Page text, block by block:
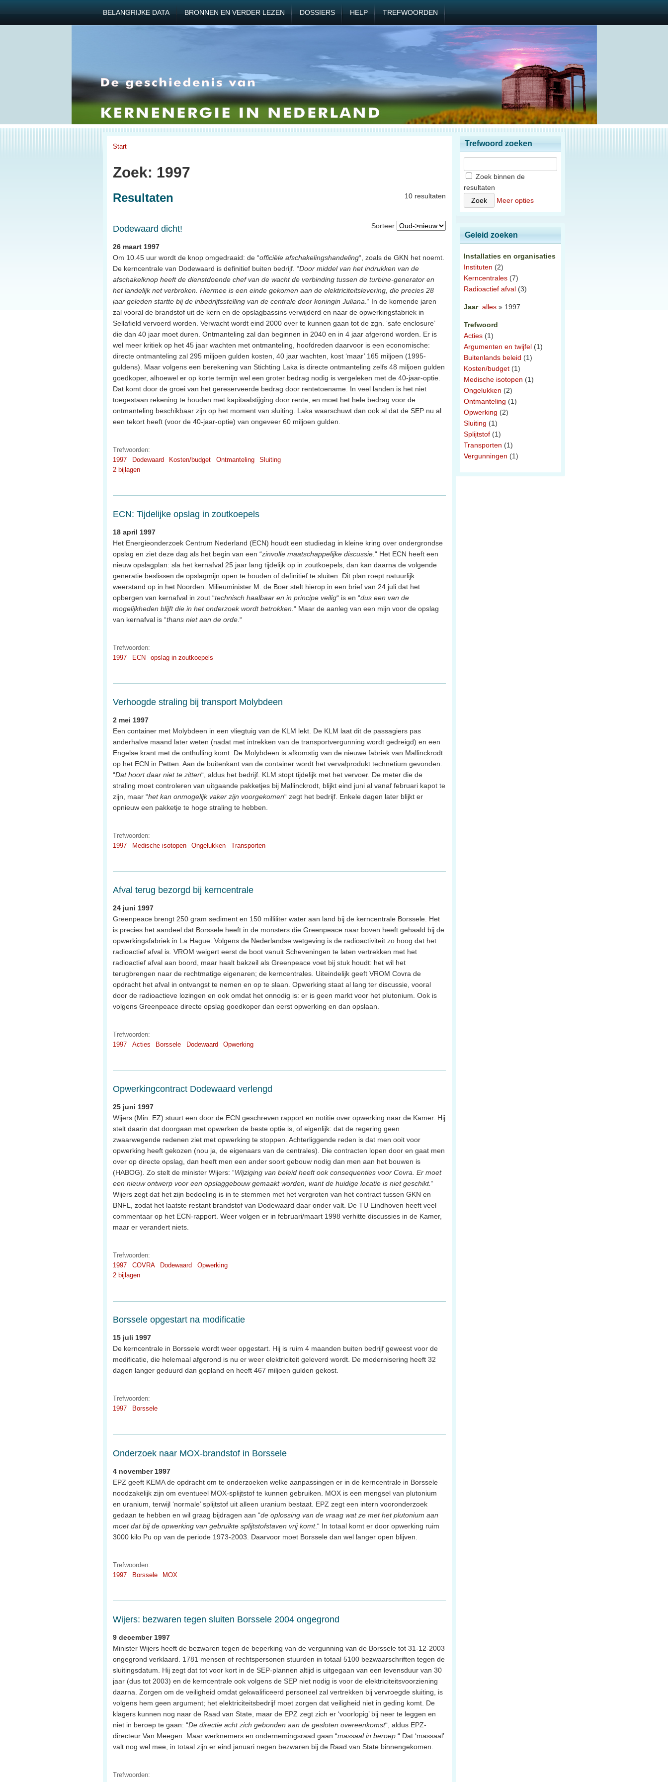
BELANGRIJKE DATA BRONNEN EN VERDER LEZEN DOSSIERS HELP TREFWOORDEN
Start
Zoek: 1997
10 resultaten
Resultaten
Sorteer
Dodewaard dicht!
26 maart 1997
Om 10.45 uur wordt de knop omgedraaid: de “officiële afschakelingshandeling“, zoals de GKN het noemt.
De kerncentrale van Dodewaard is definitief buiten bedrijf. “Door middel van het indrukken van de
afschakelknop heeft de dienstdoende chef van de wacht de verbinding tussen de turbine-generator en
het landelijk net verbroken. Hiermee is een einde gekomen aan de elektriciteitslevering, die precies 28
jaar geleden startte bij de inbedrijfsstelling van de centrale door koningin Juliana .“ In de komende jaren
zal vooral de brandstof uit de kern en de opslagbassins verwijderd en naar de opwerkingsfabriek in
Sellafield vervoerd worden. Verwacht wordt eind 2000 over te kunnen gaan tot de zgn. ‘safe enclosure’
die dan 40 jaar moet duren. Ontmanteling zal dan beginnen in 2040 en in 4 jaar afgerond worden. Er is
wel meer kritiek op het 45 jaar wachten met ontmanteling, hoofdreden daarvoor is een economische:
directe ontmanteling zal 295 miljoen gulden kosten, 40 jaar wachten, kost ‘maar’ 165 miljoen (1995-
guldens). Maar volgens een berekening van Stichting Laka is directe ontmanteling zelfs 48 miljoen gulden
goedkoper, alhoewel er op korte termijn wel een groter bedrag nodig is vergeleken met de 40-jaar-optie.
Dat komt door de groei van het gereserveerde bedrag door rentetoename. In veel landen is het niet
toegestaan rekening te houden met kapitaalstijging door rente, en moet het hele bedrag voor de
ontmanteling beschikbaar zijn op het moment van sluiting. Laka waarschuwt dan ook al dat de SEP nu al
een tekort heeft (voor de 40-jaar-optie) van ongeveer 60 miljoen gulden.
Trefwoorden:
1997
Dodewaard Kosten/budget Ontmanteling
Sluiting
2 bijlagen
ECN: Tijdelijke opslag in zoutkoepels
18 april 1997
Het Energieonderzoek Centrum Nederland (ECN) houdt een studiedag in kleine kring over ondergrondse
opslag en ziet deze dag als het begin van een “zinvolle maatschappelijke discussie. “ Het ECN heeft een
nieuw opslagplan: sla het kernafval 25 jaar lang tijdelijk op in zoutkoepels, dan kan daarna de volgende
generatie beslissen de opslagmijn open te houden of definitief te sluiten. Dit plan roept natuurlijk
weerstand op in het Noorden. Milieuminister M. de Boer stelt hierop in een brief van 24 juli dat het
opbergen van kernafval in zout “technisch haalbaar en in principe veilig“ is en “dus een van de
mogelijkheden blijft die in het onderzoek wordt betrokken. “ Maar de aanleg van een mijn voor de opslag
van kernafval is “thans niet aan de orde .“
Trefwoorden:
1997
ECN opslag in zoutkoepels
Verhoogde straling bij transport Molybdeen
2 mei 1997
Een container met Molybdeen in een vliegtuig van de KLM lekt. De KLM laat dit de passagiers pas
anderhalve maand later weten (nadat met intrekken van de transportvergunning wordt gedreigd) en een
Engelse krant met de onthulling komt. De Molybdeen is afkomstig van de nieuwe fabriek van Mallinckrodt
op het ECN in Petten. Aan de buitenkant van de container wordt het vervalprodukt technetium gevonden.
“Dat hoort daar niet te zitten“, aldus het bedrijf. KLM stopt tijdelijk met het vervoer. De meter die de
straling moet controleren van uitgaande pakketjes bij Mallinckrodt, blijkt eind juni al vanaf februari kapot te
zijn, maar “het kan onmogelijk vaker zijn voorgekomen“ zegt het bedrijf. Enkele dagen later blijkt er
opnieuw een pakketje te hoge straling te hebben.
Trefwoorden:
1997
Medische isotopen Ongelukken Transporten
Afval terug bezorgd bij kerncentrale
24 juni 1997
Greenpeace brengt 250 gram sediment en 150 milliliter water aan land bij de kerncentrale Borssele. Het
is precies het aandeel dat Borssele heeft in de monsters die Greenpeace naar boven heeft gehaald bij de
opwerkingsfabriek in La Hague. Volgens de Nederlandse wetgeving is de radioactiviteit zo hoog dat het
radioactief afval is. VROM weigert eerst de boot vanuit Scheveningen te laten vertrekken met het
radioactief afval aan boord, maar haalt bakzeil als Greenpeace voet bij stuk houdt: het wil het
terugbrengen naar de rechtmatige eigenaren; de kerncentrales. Uiteindelijk geeft VROM Covra de
opdracht het afval in ontvangst te nemen en op te slaan. Opwerking staat al lang ter discussie, vooral
door de radioactieve lozingen en ook omdat het onnodig is: er is geen markt voor het plutonium. Ook is
volgens Greenpeace directe opslag goedkoper dan eerst opwerking en dan opslaan.
Trefwoorden:
1997
Acties Borssele Dodewaard Opwerking
Opwerkingcontract Dodewaard verlengd
25 juni 1997
Wijers (Min. EZ) stuurt een door de ECN geschreven rapport en notitie over opwerking naar de Kamer. Hij
stelt daarin dat doorgaan met opwerken de beste optie is, of eigenlijk: dat de regering geen
zwaarwegende redenen ziet met opwerking te stoppen. Achterliggende reden is dat men ooit voor
opwerking heeft gekozen (nou ja, de eigenaars van de centrales). Die contracten lopen door en gaat men
over op directe opslag, dan heeft men een ander soort gebouw nodig dan men aan het bouwen is
(HABOG). Zo stelt de minister Wijers: “Wijziging van beleid heeft ook consequenties voor Covra. Er moet
een nieuw ontwerp voor een opslaggebouw gemaakt worden, want de huidige locatie is niet geschikt.“
Wijers zegt dat het zijn bedoeling is in te stemmen met het vergroten van het contract tussen GKN en
BNFL, zodat het laatste restant brandstof van Dodewaard daar onder valt. De TU Eindhoven heeft veel
commentaar op het ECN-rapport. Weer volgen er in februari/maart 1998 verhitte discussies in de Kamer,
maar er verandert niets.
Trefwoorden:
1997
COVRA Dodewaard
Opwerking
2 bijlagen
Borssele opgestart na modificatie
15 juli 1997
De kerncentrale in Borssele wordt weer opgestart. Hij is ruim 4 maanden buiten bedrijf geweest voor de
modificatie, die helemaal afgerond is nu er weer elektriciteit geleverd wordt. De modernisering heeft 32
dagen langer geduurd dan gepland en heeft 467 miljoen gulden gekost.
Trefwoorden:
1997
Borssele
Onderzoek naar MOX-brandstof in Borssele
4 november 1997
EPZ geeft KEMA de opdracht om te onderzoeken welke aanpassingen er in de kerncentrale in Borssele
noodzakelijk zijn om eventueel MOX-splijtstof te kunnen gebruiken. MOX is een mengsel van plutonium
en uranium, terwijl ‘normale’ splijtstof uit alleen uranium bestaat. EPZ zegt een intern vooronderzoek
gedaan te hebben en wil graag bijdragen aan “de oplossing van de vraag wat ze met het plutonium aan
moet dat bij de opwerking van gebruikte splijtstofstaven vrij komt.“ In totaal komt er door opwerking ruim
3000 kilo Pu op van de periode 1973-2003. Daarvoor moet Borssele dan wel langer open blijven.
Trefwoorden:
1997
Borssele MOX
Wijers: bezwaren tegen sluiten Borssele 2004 ongegrond
9 december 1997
Minister Wijers heeft de bezwaren tegen de beperking van de vergunning van de Borssele tot 31-12-2003
ongegrond verklaard. 1781 mensen of rechtspersonen stuurden in totaal 5100 bezwaarschriften tegen de
sluitingsdatum. Hij zegt dat tot voor kort in de SEP-plannen altijd is uitgegaan van een levensduur van 30
jaar (dus tot 2003) en de kerncentrale ook volgens de SEP niet nodig is voor de elektriciteitsvoorziening
daarna. Zorgen om de veiligheid omdat gekwalificeerd personeel zal vertrekken bij vervroegde sluiting, is
volgens hem geen argument; het elektriciteitsbedrijf moet zorgen dat veiligheid niet in geding komt. De
klagers kunnen nog naar de Raad van State, maar de EPZ zegt zich er ‘voorlopig’ bij neer te leggen en
niet in beroep te gaan: “De directie acht zich gebonden aan de gesloten overeenkomst“, aldus EPZ-
directeur Van Meegen. Maar werknemers en ondernemingsraad gaan “massaal in beroep .“ Dat ‘massaal’
valt nog wel mee, in totaal zijn er eind januari negen bezwaren bij de Raad van State binnengekomen.
Trefwoorden:
Trefwoord zoeken
Zoek binnen de
resultaten
Meer opties
Geleid zoeken
Installaties en organisaties
Instituten (2)
Kerncentrales (7)
Radioactief afval (3)
Jaar: alles » 1997
Trefwoord
Acties (1)
Argumenten en twijfel (1)
Buitenlands beleid (1)
Kosten/budget (1)
Medische isotopen (1)
Ongelukken (2)
Ontmanteling (1)
Opwerking (2)
Sluiting (1)
Splijtstof (1)
Transporten (1)
Vergunningen (1)